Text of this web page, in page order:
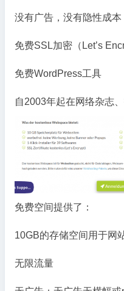
没有广告，没有隐性成本
免费SSL加密（Let’s
免费WordPress工具
自2003年起在网络杂志
免费空间提供了：
10GB的存储空间用于网
无限流量